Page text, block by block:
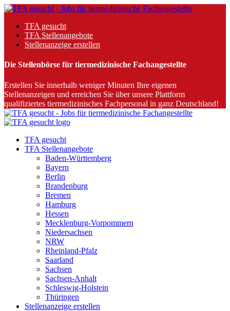
TFA gesucht
TFA Stellenangebote
Stellenanzeige erstellen
Die Stellenbörse für tiermedizinische Fachangestellte
Erstellen Sie innerhalb weniger Minuten Ihre eigenen
Stellenanzeigen und erreichen Sie über unsere Plattform
qualifiziertes tiermedizinisches Fachpersonal in ganz Deutschland!
TFA gesucht
TFA Stellenangebote
Baden-Württemberg
Bayern
Berlin
Brandenburg
Bremen
Hamburg
Hessen
Mecklenburg-Vorpommern
Niedersachsen
NRW
Rheinland-Pfalz
Saarland
Sachsen
Sachsen-Anhalt
Schleswig-Holstein
Thüringen
Stellenanzeige erstellen